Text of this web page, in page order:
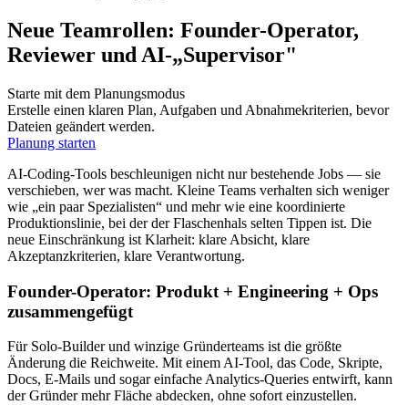
Neue Teamrollen: Founder-Operator,
Reviewer und AI-„Supervisor"
Starte mit dem Planungsmodus
Erstelle einen klaren Plan, Aufgaben und Abnahmekriterien, bevor
Dateien geändert werden.
Planung starten
AI-Coding-Tools beschleunigen nicht nur bestehende Jobs — sie
verschieben, wer was macht. Kleine Teams verhalten sich weniger
wie „ein paar Spezialisten“ und mehr wie eine koordinierte
Produktionslinie, bei der der Flaschenhals selten Tippen ist. Die
neue Einschränkung ist Klarheit: klare Absicht, klare
Akzeptanzkriterien, klare Verantwortung.
Founder-Operator: Produkt + Engineering + Ops
zusammengefügt
Für Solo-Builder und winzige Gründerteams ist die größte
Änderung die Reichweite. Mit einem AI-Tool, das Code, Skripte,
Docs, E-Mails und sogar einfache Analytics-Queries entwirft, kann
der Gründer mehr Fläche abdecken, ohne sofort einzustellen.